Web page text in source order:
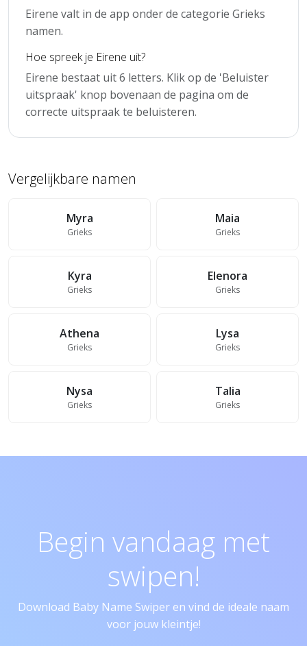
Eirene valt in de app onder de categorie Grieks
namen.
Hoe spreek je Eirene uit?
Eirene bestaat uit 6 letters. Klik op de 'Beluister
uitspraak' knop bovenaan de pagina om de
correcte uitspraak te beluisteren.
Vergelijkbare namen
Myra
Grieks
Maia
Grieks
Kyra
Grieks
Elenora
Grieks
Athena
Grieks
Lysa
Grieks
Nysa
Grieks
Talia
Grieks
Begin vandaag met
swipen!
Download Baby Name Swiper en vind de ideale naam
voor jouw kleintje!